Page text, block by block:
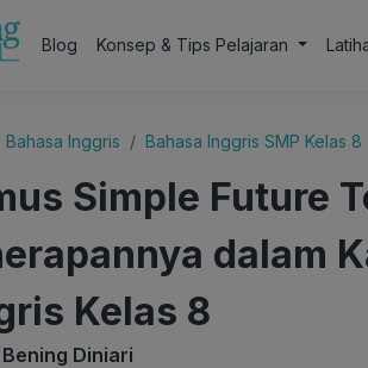
Blog Konsep & Tips Pelajaran
Bahasa Inggris Bahasa Inggris SMP Kelas 8
Simple Future
dalam
Kelas 8
Bening Diniari